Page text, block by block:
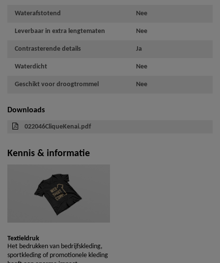
Waterafstotend Nee
Leverbaar in extra lengtematen Nee
Contrasterende details Ja
Waterdicht Nee
Geschikt voor droogtrommel Nee
Downloads
022046CliqueKenai.pdf
Kennis & informatie
Textieldruk
Het bedrukken van bedrijfskleding,
sportkleding of promotionele kleding